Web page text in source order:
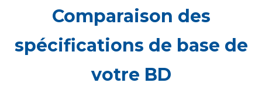
Comparaison des
spécifications de base de
votre BD